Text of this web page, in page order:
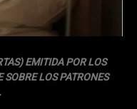
EMITIDA POR LOS
LOS PATRONES